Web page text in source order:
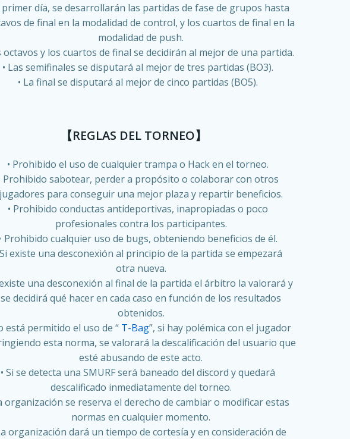
primer día, se desarrollarán las partidas de fase de grupos hasta
de final en la modalidad de control, y los cuartos de final en la
modalidad de push.
octavos y los cuartos de final se decidirán al mejor de una partida.
Las semifinales se disputará al mejor de tres partidas(BO3).
La final se disputará al mejor de cinco partidas (BO5).
【REGLAS DEL TORNEO】
Prohibido el uso de cualquier trampa o Hack en el torneo.
Prohibido sabotear, perder a propósito o colaborar con otros
jugadores para conseguir una mejor plaza y repartir beneficios.
Prohibido conductas antideportivas, inapropiadas o poco
profesionales contra los participantes.
Prohibido cualquier uso de bugs, obteniendo beneficios de él.
Si existe una desconexión al principio de la partida se empezará
otra nueva.
una desconexión al final de la partida el árbitro la valorará y
se decidirá qué hacer en cada caso en función de los resultados
obtenidos.
está permitido el uso de “ T-Bag”, si hay polémica con el jugador
esta norma, se valorará la descalificación del usuario que
esté abusando de este acto.
Si se detecta una SMURF será baneado del discord y quedará
descalificado inmediatamente del torneo.
organización se reserva el derecho de cambiar o modificar estas
normas en cualquier momento.
organización dará un tiempo de cortesía y en consideración de